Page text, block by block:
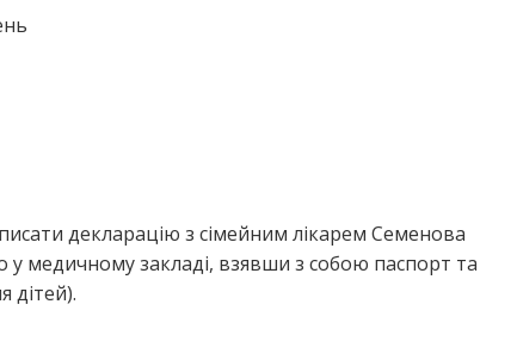
декларацію з сімейним лікарем Семенова
медичному закладі, взявши з собою паспорт та
дітей).